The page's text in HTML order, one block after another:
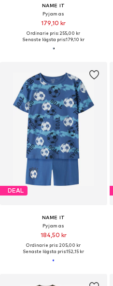
NAME IT
Pyjamas
179,10 kr
Ordinarie pris: 255,00 kr
Senaste lägsta pris:179,10 kr
DEAL
NAME IT
Pyjamas
184,50 kr
Ordinarie pris: 205,00 kr
Senaste lägsta pris:152,15 kr